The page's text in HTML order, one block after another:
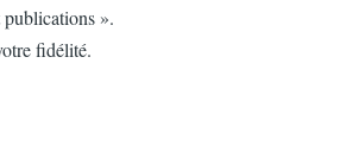
».
fidélité.